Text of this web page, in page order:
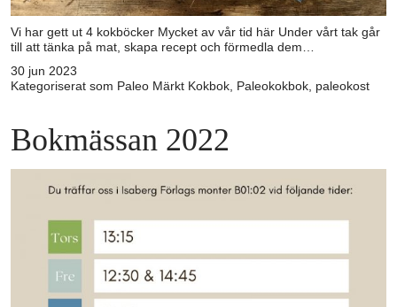
Vi har gett ut 4 kokböcker Mycket av vår tid här Under vårt tak går
till att tänka på mat, skapa recept och förmedla dem…
30 jun 2023
Kategoriserat som Paleo Märkt Kokbok Paleokokbok paleokost
Bokmässan 2022